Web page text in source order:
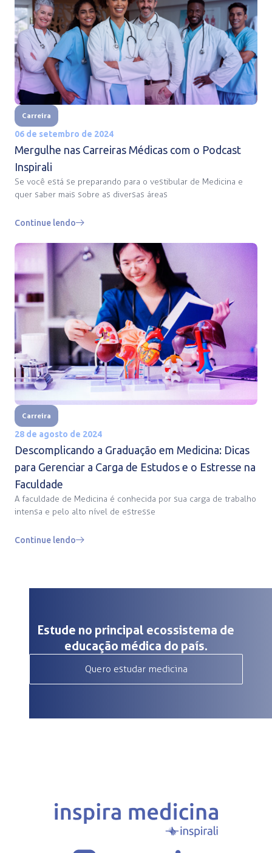
Carreira
06 de setembro de 2024
Mergulhe nas Carreiras Médicas com o Podcast
Inspirali
Se você está se preparando para o vestibular de Medicina e
quer saber mais sobre as diversas áreas
Continue lendo
Carreira
28 de agosto de 2024
Descomplicando a Graduação em Medicina: Dicas
para Gerenciar a Carga de Estudos e o Estresse na
Faculdade
A faculdade de Medicina é conhecida por sua carga de trabalho
intensa e pelo alto nível de estresse
Continue lendo
Estude no principal ecossistema de
educação médica do país.
Quero estudar medicina